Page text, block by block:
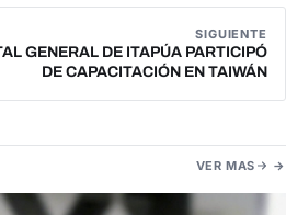
SIGUIENTE
GENERAL DE ITAPÚA PARTICIPÓ
DE CAPACITACIÓN EN TAIWÁN
VER MAS